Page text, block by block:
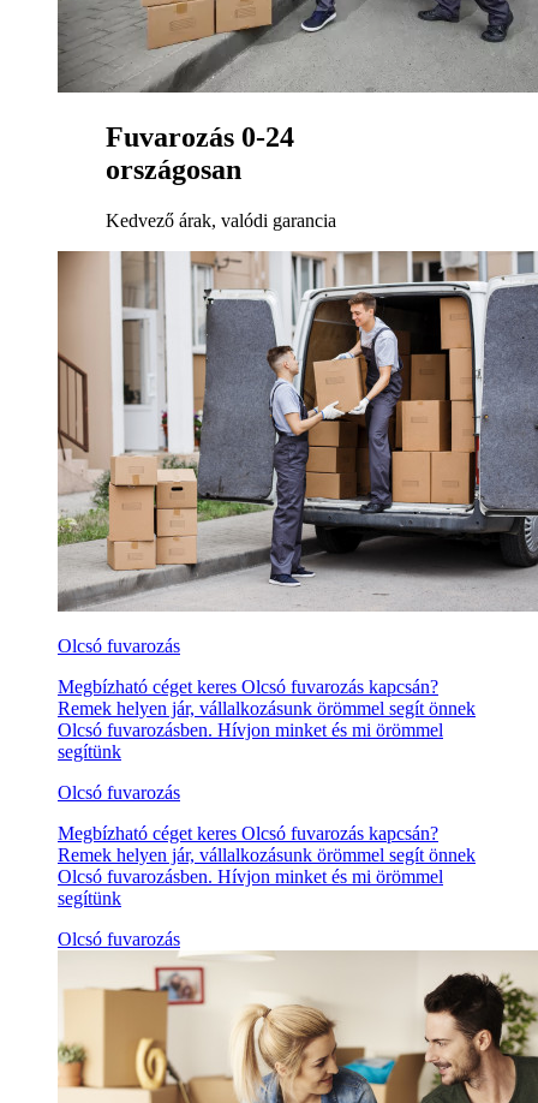
Fuvarozás 0-24
országosan
Kedvező árak, valódi garancia
Olcsó fuvarozás
Megbízható céget keres Olcsó fuvarozás kapcsán?
Remek helyen jár, vállalkozásunk örömmel segít önnek
Olcsó fuvarozásben. Hívjon minket és mi örömmel
segítünk
Olcsó fuvarozás
Megbízható céget keres Olcsó fuvarozás kapcsán?
Remek helyen jár, vállalkozásunk örömmel segít önnek
Olcsó fuvarozásben. Hívjon minket és mi örömmel
segítünk
Olcsó fuvarozás